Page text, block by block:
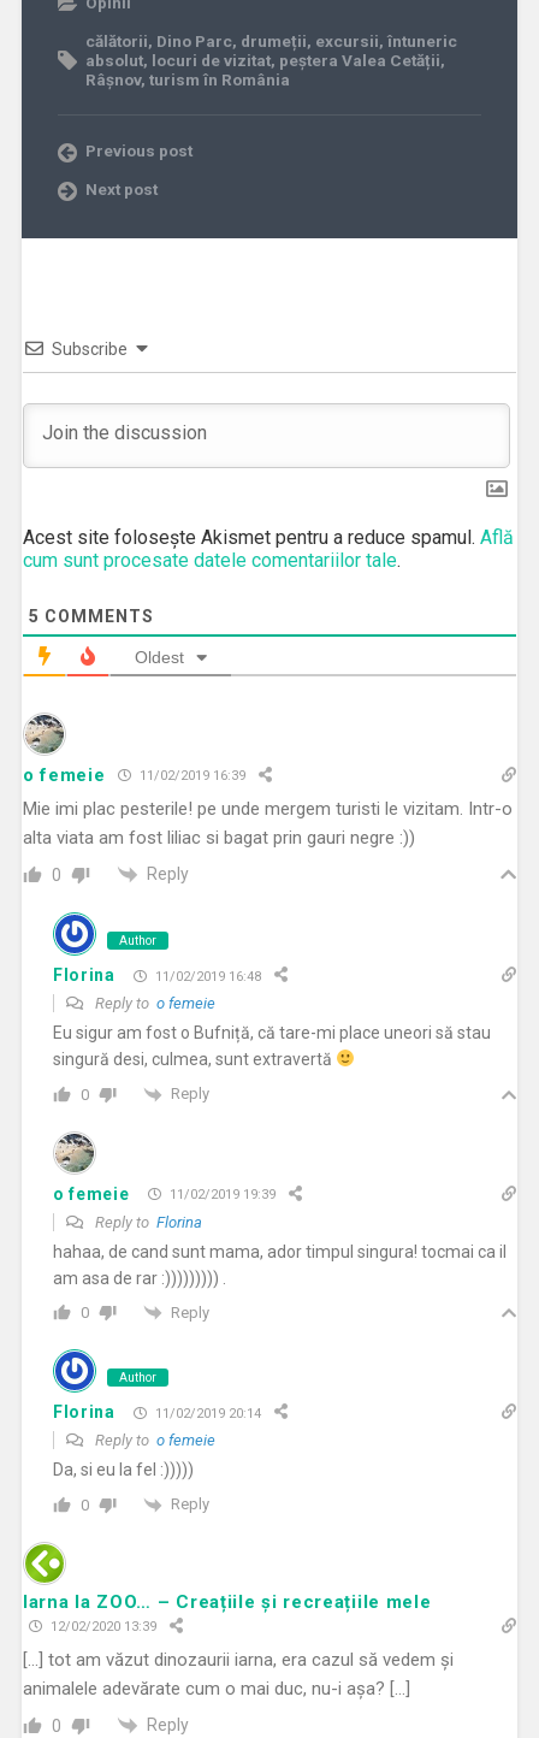
călătorii, Dino Parc, drumeții, excursii, întuneric
absolut, locuri de vizitat, peștera Valea Cetății,
Râșnov, turism în România
Previous post
Next post
Subscribe
Acest site folosește Akismet pentru a reduce spamul. Află
cum sunt procesate datele comentariilor tale.
5 COMMENTS
Oldest
o femeie 11/02/2019 16:39
Mie imi plac pesterile! pe unde mergem turisti le vizitam. Intr-o
alta viata am fost liliac si bagat prin gauri negre :))
0 Reply
Author
Florina 11/02/2019 16:48
Reply to o femeie
Eu sigur am fost o Bufniță, că tare-mi place uneori să stau
singură desi, culmea, sunt extravertă
0 Reply
o femeie 11/02/2019 19:39
Reply to Florina
hahaa, de cand sunt mama, ador timpul singura! tocmai ca il
am asa de rar :))))))))) .
0 Reply
Author
Florina 11/02/2019 20:14
Reply to o femeie
Da, si eu la fel :)))))
0 Reply
Iarna la ZOO… – Creațiile și recreațiile mele
12/02/2020 13:39
[…] tot am văzut dinozaurii iarna, era cazul să vedem și
animalele adevărate cum o mai duc, nu-i așa? […]
0 Reply